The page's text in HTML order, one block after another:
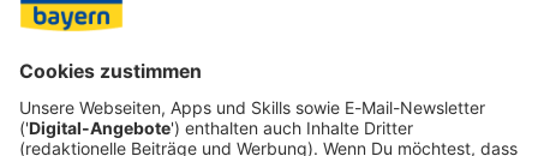
Die Bonner behaupteten dank einer besseren Quote aus
dem Zweier-Bereich bis Mitte des Schlussabschnitts eine
knappe Führung, ehe sie sich durch einen 15:4-Lauf die
Aminu führte die Bonner mit 16 Zählern an, nachdem er
schon in der ersten Partie der beste Punktesammler